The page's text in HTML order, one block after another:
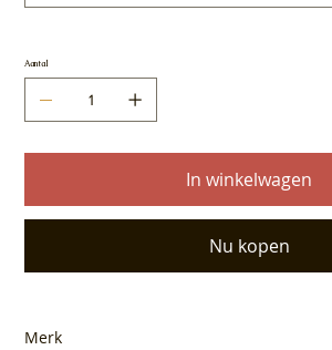
Aantal
In winkelwagen
Nu kopen
Merk